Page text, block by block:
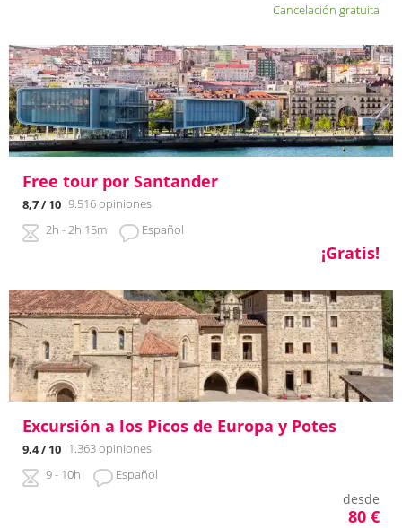
Cancelación gratuita
Free tour por Santander
8,7/ 10 9.516 opiniones
2h - 2h 15m
Español
¡Gratis!
Excursión a los Picos de Europa y Potes
9,4/ 10 1.363 opiniones
9 - 10h
Español
desde
80 €